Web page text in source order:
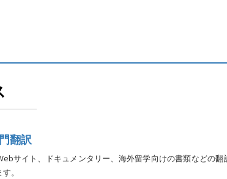
翻訳
サイト、ドキュメンタリー、海外留学向けの書類などの翻
。